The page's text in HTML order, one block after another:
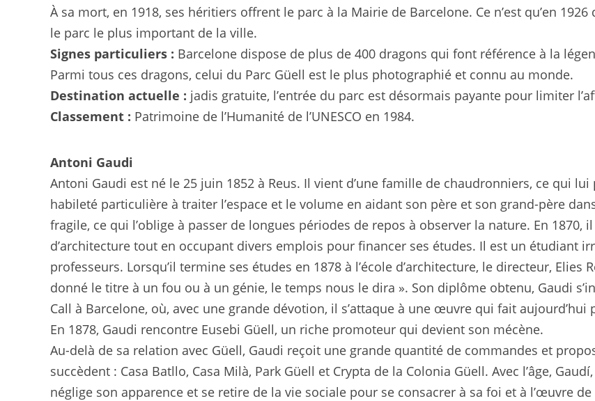
À sa mort, en 1918, ses héritiers offrent le parc à la Mairie de Barcelone. Ce n’est qu’en
le parc le plus important de la ville.
Signes particuliers : Barcelone dispose de plus de 400 dragons qui font référence à la
Parmi tous ces dragons, celui du Parc Güell est le plus photographié et connu au monde.
Destination actuelle : jadis gratuite, l’entrée du parc est désormais payante pour limiter
Classement : Patrimoine de l’Humanité de l’UNESCO en 1984.
Antoni Gaudi
Antoni Gaudi est né le 25 juin 1852 à Reus. Il vient d’une famille de chaudronniers, ce qui
habileté particulière à traiter l’espace et le volume en aidant son père et son grand-père
fragile, ce qui l’oblige à passer de longues périodes de repos à observer la nature. En 1870,
d’architecture tout en occupant divers emplois pour financer ses études. Il est un étudiant
professeurs. Lorsqu’il termine ses études en 1878 à l’école d’architecture, le directeur, Elies
donné le titre à un fou ou à un génie, le temps nous le dira ». Son diplôme obtenu, Gaudi
Call à Barcelone, où, avec une grande dévotion, il s’attaque à une œuvre qui fait aujourd’hui
En 1878, Gaudi rencontre Eusebi Güell, un riche promoteur qui devient son mécène.
Au-delà de sa relation avec Güell, Gaudi reçoit une grande quantité de commandes et
succèdent : Casa Batllo, Casa Milà, Park Güell et Crypta de la Colonia Güell. Avec l’âge,
néglige son apparence et se retire de la vie sociale pour se consacrer à sa foi et à l’œuvre de